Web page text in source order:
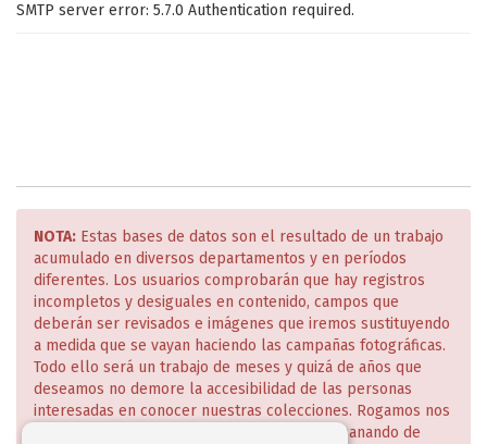
SMTP server error: 5.7.0 Authentication required.
NOTA: Estas bases de datos son el resultado de un trabajo
acumulado en diversos departamentos y en períodos
diferentes. Los usuarios comprobarán que hay registros
incompletos y desiguales en contenido, campos que
deberán ser revisados e imágenes que iremos sustituyendo
a medida que se vayan haciendo las campañas fotográficas.
Todo ello será un trabajo de meses y quizá de años que
deseamos no demore la accesibilidad de las personas
interesadas en conocer nuestras colecciones. Rogamos nos
disculpen estas deficiencias que iremos subsanando de